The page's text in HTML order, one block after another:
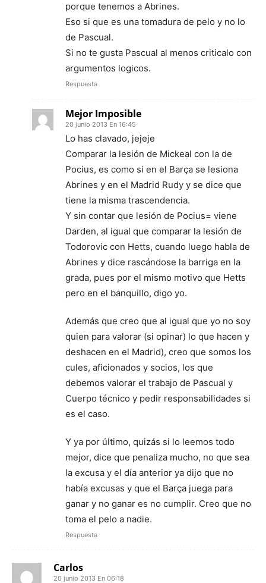
porque tenemos a Abrines.
Eso si que es una tomadura de pelo y no lo
de Pascual.
Si no te gusta Pascual al menos criticalo con
argumentos logicos.
Respuesta
Mejor Imposible
20 junio 2013 En 16:45
Lo has clavado, jejeje
Comparar la lesión de Mickeal con la de
Pocius, es como si en el Barça se lesiona
Abrines y en el Madrid Rudy y se dice que
tiene la misma trascendencia.
Y sin contar que lesión de Pocius= viene
Darden, al igual que comparar la lesión de
Todorovic con Hetts, cuando luego habla de
Abrines y dice rascándose la barriga en la
grada, pues por el mismo motivo que Hetts
pero en el banquillo, digo yo.
Además que creo que al igual que yo no soy
quien para valorar (si opinar) lo que hacen y
deshacen en el Madrid), creo que somos los
cules, aficionados y socios, los que
debemos valorar el trabajo de Pascual y
Cuerpo técnico y pedir responsabilidades si
es el caso.
Y ya por último, quizás si lo leemos todo
mejor, dice que penaliza mucho, no que sea
la excusa y el día anterior ya dijo que no
había excusas y que el Barça juega para
ganar y no ganar es no cumplir. Creo que no
toma el pelo a nadie.
Respuesta
Carlos
20 junio 2013 En 06:18